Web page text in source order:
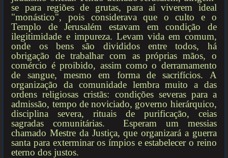
se para regiões de grutas, para aí viverem ideal
"monástico", pois considerava que o culto e o
Templo de Jerusalém estavam em condição de
ilegitimidade e impureza. Levam vida em comum,
onde os bens são divididos entre todos, há
obrigação de trabalhar com as próprias mãos, o
comércio é proibido, assim como o derramamento
de sangue, mesmo em forma de sacrifícios. A
organização da comunidade lembra muito a das
ordens religiosas cristãs: condições severas para a
admissão, tempo de noviciado, governo hierárquico,
disciplina severa, rituais de purificação, ceias
sagradas comunitárias. Esperam um messias
chamado Mestre da Justiça, que organizará a guerra
santa para exterminar os ímpios e estabelecer o reino
eterno dos justos.